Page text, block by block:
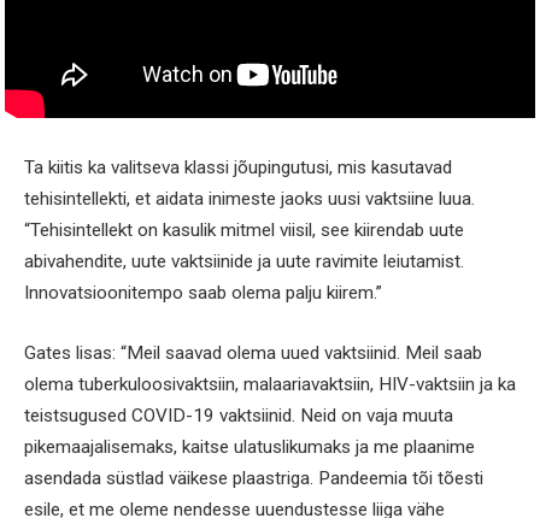
Ta kiitis ka valitseva klassi jõupingutusi, mis kasutavad
tehisintellekti, et aidata inimeste jaoks uusi vaktsiine luua.
“Tehisintellekt on kasulik mitmel viisil, see kiirendab uute
abivahendite, uute vaktsiinide ja uute ravimite leiutamist.
Innovatsioonitempo saab olema palju kiirem.”
Gates lisas: “Meil saavad olema uued vaktsiinid. Meil saab
olema tuberkuloosivaktsiin, malaariavaktsiin, HIV-vaktsiin ja ka
teistsugused COVID-19 vaktsiinid. Neid on vaja muuta
pikemaajalisemaks, kaitse ulatuslikumaks ja me plaanime
asendada süstlad väikese plaastriga. Pandeemia tõi tõesti
esile, et me oleme nendesse uuendustesse liiga vähe